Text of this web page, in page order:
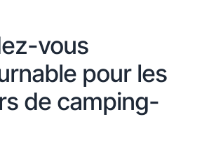
vous
pour les
de camping-